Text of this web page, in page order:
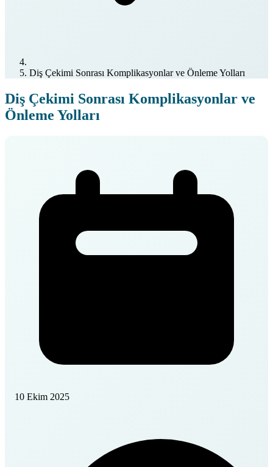
Diş Çekimi Sonrası Komplikasyonlar ve Önleme Yolları
Diş Çekimi Sonrası Komplikasyonlar ve
Önleme Yolları
10 Ekim 2025